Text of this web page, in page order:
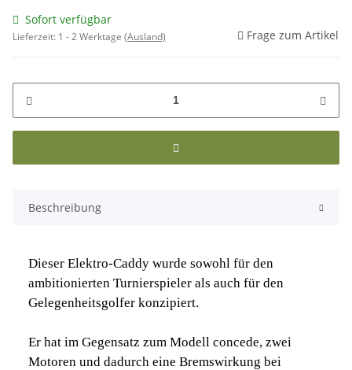
Sofort verfügbar
Lieferzeit: 1 - 2 Werktage (Ausland) Frage zum Artikel
Beschreibung
Dieser Elektro-Caddy wurde sowohl für den
ambitionierten Turnierspieler als auch für den
Gelegenheitsgolfer konzipiert.
Er hat im Gegensatz zum Modell concede, zwei
Motoren und dadurch eine Bremswirkung bei